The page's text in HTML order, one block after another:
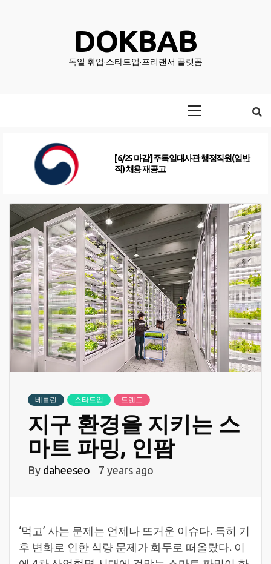
DOKBAB
독일 취업·스타트업·프리랜서 플랫폼
한국농수산식품유통공사(AT) 프랑크푸르
트지사 직원 채용공고(5/25마감) (KO/DE)
베를린 스타트업 트렌드
지구 환경을 지키는 스
마트 파밍, 인팜
By daheeseo 7 years ago
‘먹고’ 사는 문제는 언제나 뜨거운 이슈다. 특히 기
후 변화로 인한 식량 문제가 화두로 떠올랐다. 이